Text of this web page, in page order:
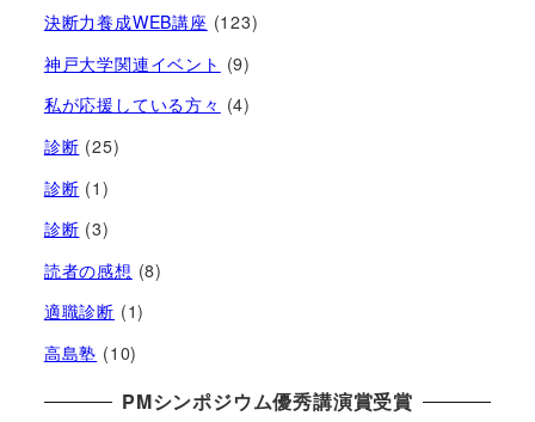
決断力養成WEB講座 (123)
神戸大学関連イベント (9)
私が応援している方々 (4)
診断 (25)
診断 (1)
診断 (3)
読者の感想 (8)
適職診断 (1)
高島塾 (10)
PMシンポジウム優秀講演賞受賞